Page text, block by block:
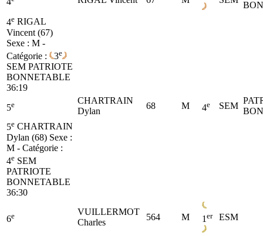
4e RIGAL
Vincent (67)
Sexe : M -
Catégorie :
3e
SEM PATRIOTE
BONNETABLE
36:19
5e
CHARTRAIN
Dylan
68 M 4e SEM
5e CHARTRAIN
Dylan (68) Sexe :
M - Catégorie :
4e SEM
PATRIOTE
BONNETABLE
36:30
6e
VUILLERMOT
Charles
564 M 1 er ESM